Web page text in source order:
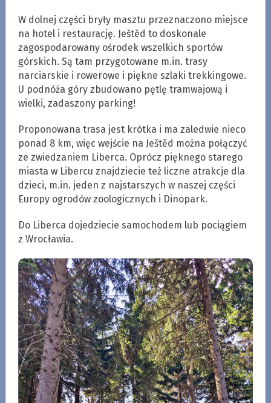
W dolnej części bryły masztu przeznaczono miejsce
na hotel i restaurację. Ještěd to doskonale
zagospodarowany ośrodek wszelkich sportów
górskich. Są tam przygotowane m.in. trasy
narciarskie i rowerowe i piękne szlaki trekkingowe.
U podnóża góry zbudowano pętlę tramwajową i
wielki, zadaszony parking!
Proponowana trasa jest krótka i ma zaledwie nieco
ponad 8 km, więc wejście na Ještěd można połączyć
ze zwiedzaniem Liberca. Oprócz pięknego starego
miasta w Libercu znajdziecie też liczne atrakcje dla
dzieci, m.in. jeden z najstarszych w naszej części
Europy ogrodów zoologicznych i Dinopark.
Do Liberca dojedziecie samochodem lub pociągiem
z Wrocławia.